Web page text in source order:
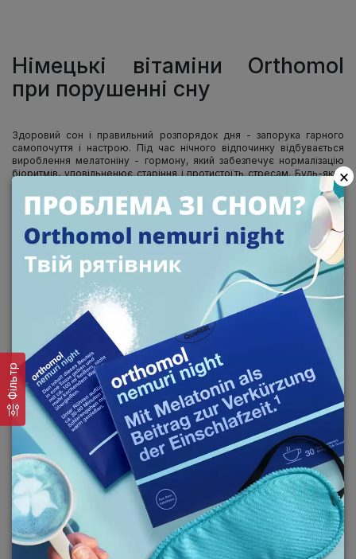
Фільтр
Німецькі вітаміни Orthomol
при порушенні сну
Здоровий сон і правильний розпорядок дня - запорука гарного
самопочуття і настрою. Під час нічного відпочинку відбувається
вироблення мелатоніну - гормону, який забезпечує нормалізацію
біоритмів, уповільненює старіння і протистоїть стресам. Будь-який
розлад сну призупиняє його вироблення, відповідно, можуть
порушуватися і інші процеси в організмі.
забезпечує
надходження необхідних мікроелементів для повноцінного
відпочинку:
зелений чай, меліса, хміль розслаблюють і заспокоюють;
вітамін В6 протистоїть нервових розладів, покращує обмін
речовин, усуває спазми;
вітамін РР (нікотинова кислота) і магній покращують роботу
нервової системи;
гліцин, триптофан - амінокислоти, які нормалізують роботу
мозку, ефективно борються з перевтомою і безсонням.
Вживаючи кожну речовина окремо, важко домогтися бажаного
ефекту, крім того, це складно і вимагає багато часу. Збалансований
склад, побудований на принципах ортомолекулярної медицини,
забезпечує організм всіма мікроелементами відразу. При цьому
передозування виключені завдяки точній концентрації кожного
компонента.
Ефективне розслаблення
Стрес, збудливість, напруга, поганий настрій позначаються на якості
відпочинку, а завдяки комплексу Nemuri всі системи досягають
гармонії:
усуваються порушення сну;
стабілізується робота нервової системи;
приходить в норму настрій, йдуть депресивні стани,
тривожність і дратівливість;
×